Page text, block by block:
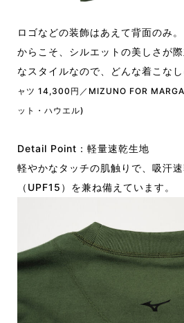
ロゴなどの装飾はあえて背面のみ
からこそ、シルエットの美しさが
なスタイルなので、どんな着こな
ャツ 14,300円／MIZUNO FOR
ット・ハウエル)
Detail Point：軽量速乾生地
軽やかなタッチの肌触りで、吸汗
（UPF15）を兼ね備えています。